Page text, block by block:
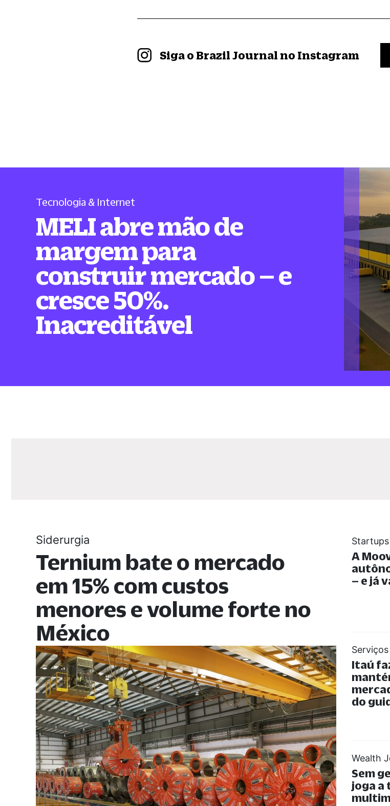
Siga o Brazil Journal no Instagram
Tecnologia & Internet
MELI abre mão de
margem para
construir mercado – e
cresce 50%.
Inacreditável
Siderurgia
Ternium bate o mercado
em 15% com custos
menores e volume forte no
México
Startups
A
– e já
Itaú
do
Wealth
Sem
joga a